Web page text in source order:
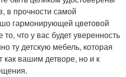
в прочности самой
гармонирующей цветовой
что у вас будет уверенность
ту детскую мебель, которая
как вашим детворе, но и к